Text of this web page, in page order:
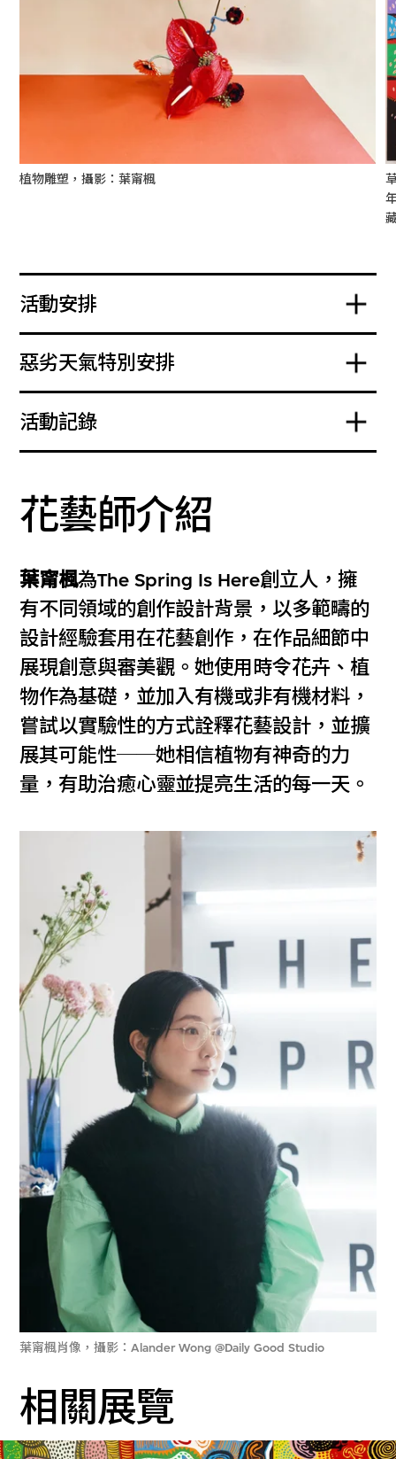
植物雕塑，攝影：葉甯楓
活動安排
惡劣天氣特別安排
活動記錄
花藝師介紹
葉甯楓為The Spring Is Here創立人，擁
有不同領域的創作設計背景，以多範疇的
設計經驗套用在花藝創作，在作品細節中
展現創意與審美觀。她使用時令花卉、植
物作為基礎，並加入有機或非有機材料，
嘗試以實驗性的方式詮釋花藝設計，並擴
展其可能性──她相信植物有神奇的力
量，有助治癒心靈並提亮生活的每一天。
葉甯楓肖像，攝影：Alander Wong @Daily Good Studio
相關展覽